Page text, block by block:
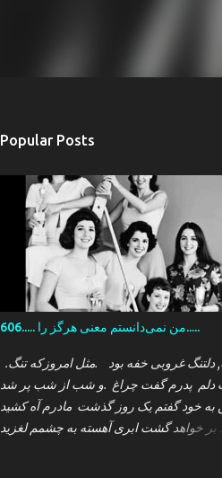
Popular Posts
606..... من نمی‌دانستم معنی هرگز را.....
.خانه, دلتنگ غروبی خفه بود .مثل امروزکه تنگ
دلم پدرم گفت چراغ .و شب از شب پر شد
به خود گفتم یک روز گذشت مادرم آه کشید
بر خواهد گشت ابری آهسته به چشمم لغزید